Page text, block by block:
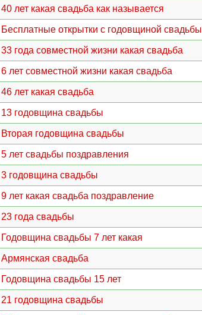
40 лет какая свадьба как называется
Бесплатные открытки с годовщиной свадьбы
33 года совместной жизни какая свадьба
6 лет совместной жизни какая свадьба
46 лет какая свадьба
13 годовщина свадьбы
Вторая годовщина свадьбы
5 лет свадьбы поздравления
3 годовщина свадьбы
9 лет какая свадьба поздравление
23 года свадьбы
Годовщина свадьбы 7 лет какая
Армянская свадьба
Годовщина свадьбы 15 лет
21 годовщина свадьбы